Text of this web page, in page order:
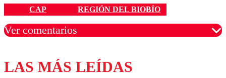
CAP REGIÓN DEL BIOBÍO
Ver comentarios
Los comentarios son moderados para garantizar un
diálogo respetuoso.
LAS MÁS LEÍDAS